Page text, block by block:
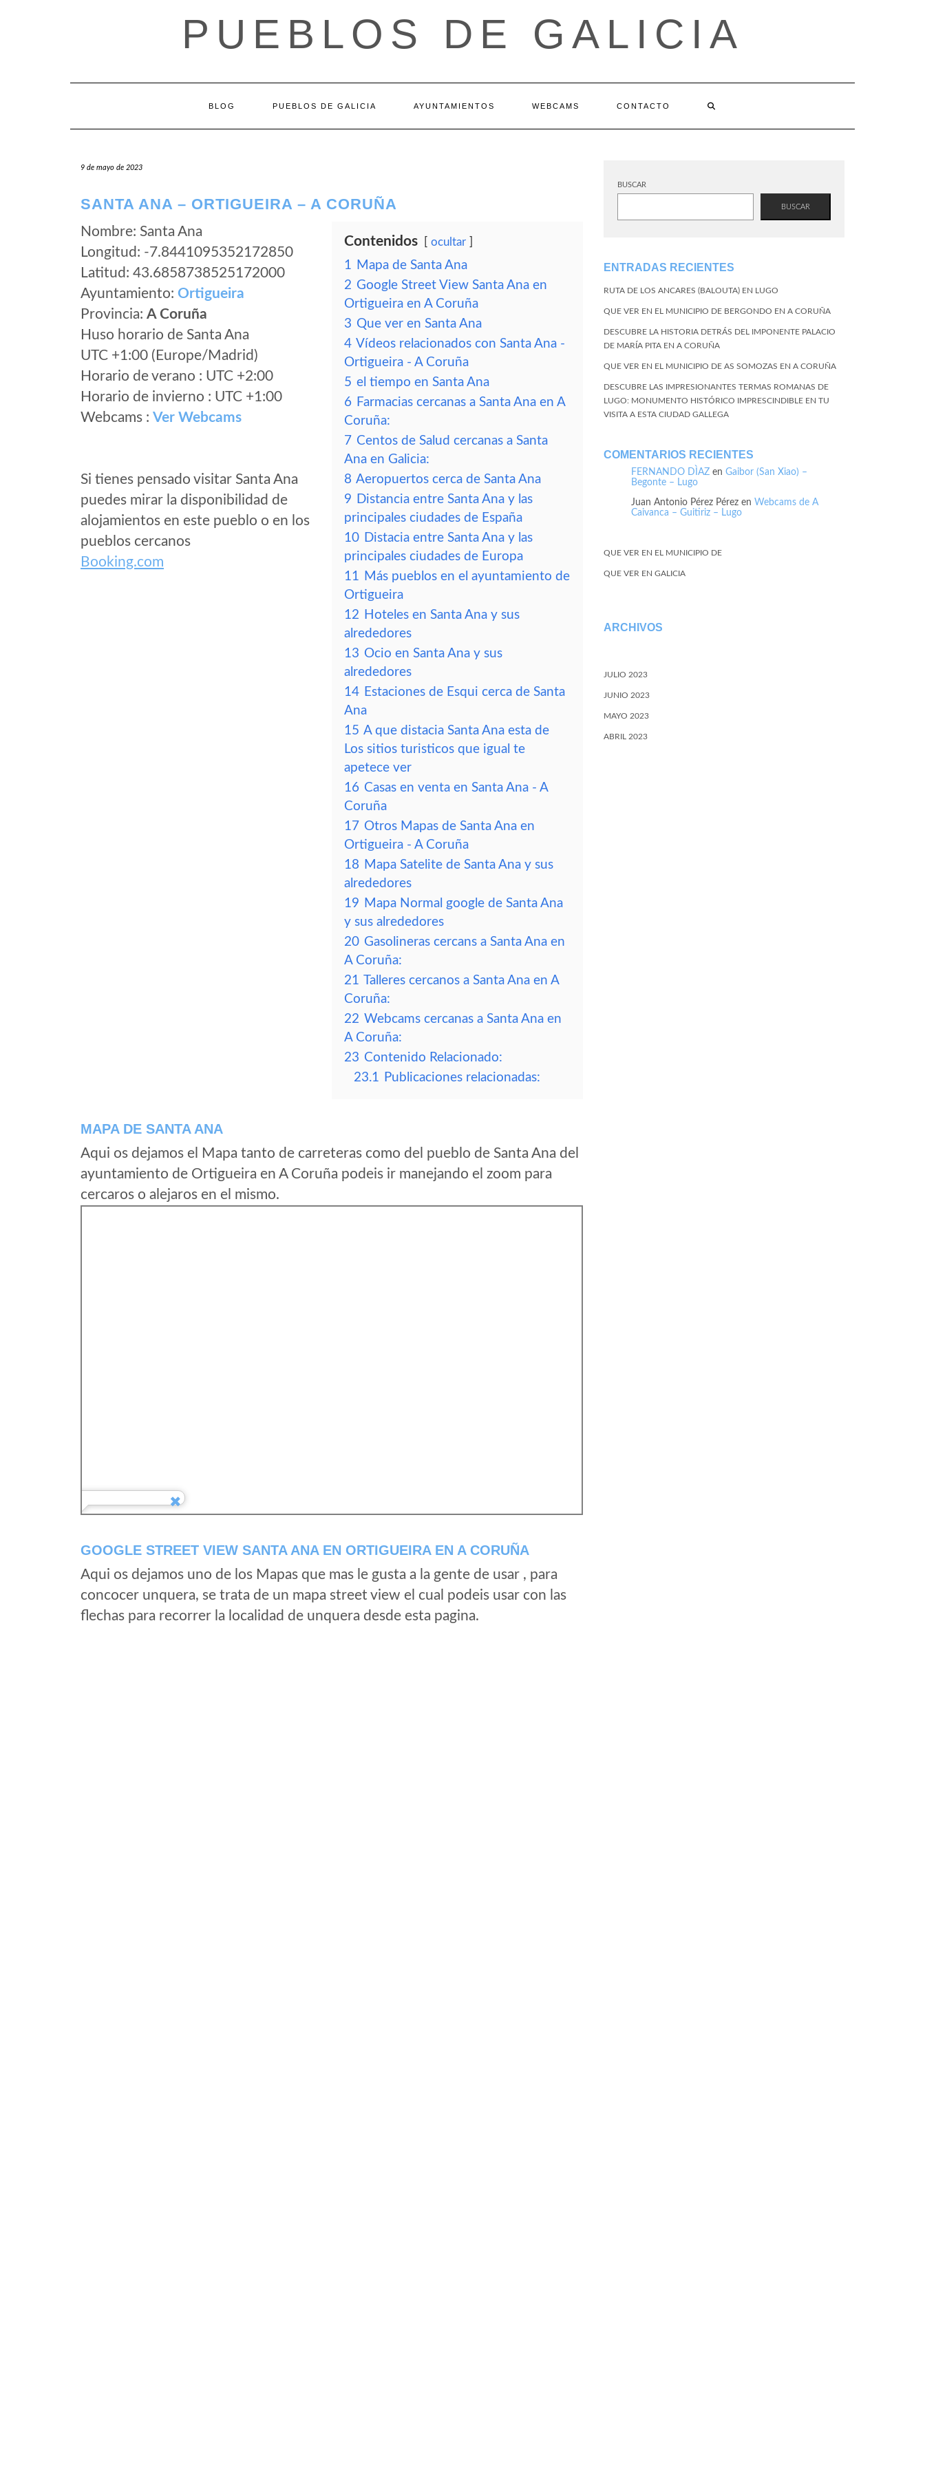
PUEBLOS DE GALICIA
BLOG PUEBLOS DE GALICIA AYUNTAMIENTOS WEBCAMS CONTACTO
9 de mayo de 2023
SANTA ANA – ORTIGUEIRA – A CORUÑA
Nombre: Santa Ana
Longitud: -7.8441095352172850
Latitud: 43.6858738525172000
Ayuntamiento: Ortigueira
Provincia: A Coruña
Huso horario de Santa Ana
UTC +1:00 (Europe/Madrid)
Horario de verano : UTC +2:00
Horario de invierno : UTC +1:00
Webcams : Ver Webcams
Si tienes pensado visitar Santa Ana
puedes mirar la disponibilidad de
alojamientos en este pueblo o en los
pueblos cercanos
Booking.com
Contenidos ocultar
1 Mapa de Santa Ana
2 Google Street View Santa Ana en
Ortigueira en A Coruña
3 Que ver en Santa Ana
4 Vídeos relacionados con Santa Ana -
Ortigueira - A Coruña
5 el tiempo en Santa Ana
6 Farmacias cercanas a Santa Ana en A
Coruña:
7 Centos de Salud cercanas a Santa
Ana en Galicia:
8 Aeropuertos cerca de Santa Ana
9 Distancia entre Santa Ana y las
principales ciudades de España
10 Distacia entre Santa Ana y las
principales ciudades de Europa
11 Más pueblos en el ayuntamiento de
Ortigueira
12 Hoteles en Santa Ana y sus
alrededores
13 Ocio en Santa Ana y sus
alrededores
14 Estaciones de Esqui cerca de Santa
Ana
15 A que distacia Santa Ana esta de
Los sitios turisticos que igual te
apetece ver
16 Casas en venta en Santa Ana - A
Coruña
17 Otros Mapas de Santa Ana en
Ortigueira - A Coruña
18 Mapa Satelite de Santa Ana y sus
alrededores
19 Mapa Normal google de Santa Ana
y sus alrededores
20 Gasolineras cercans a Santa Ana en
A Coruña:
21 Talleres cercanos a Santa Ana en A
Coruña:
22 Webcams cercanas a Santa Ana en
A Coruña:
23 Contenido Relacionado:
23.1 Publicaciones relacionadas:
MAPA DE SANTA ANA
Aqui os dejamos el Mapa tanto de carreteras como del pueblo de Santa Ana del
ayuntamiento de Ortigueira en A Coruña podeis ir manejando el zoom para
cercaros o alejaros en el mismo.
GOOGLE STREET VIEW SANTA ANA EN ORTIGUEIRA EN A CORUÑA
Aqui os dejamos uno de los Mapas que mas le gusta a la gente de usar , para
concocer unquera, se trata de un mapa street view el cual podeis usar con las
flechas para recorrer la localidad de unquera desde esta pagina.
BUSCAR
BUSCAR
ENTRADAS RECIENTES
RUTA DE LOS ANCARES (BALOUTA) EN LUGO
QUE VER EN EL MUNICIPIO DE BERGONDO EN A CORUÑA
DESCUBRE LA HISTORIA DETRÁS DEL IMPONENTE PALACIO
DE MARÍA PITA EN A CORUÑA
QUE VER EN EL MUNICIPIO DE AS SOMOZAS EN A CORUÑA
DESCUBRE LAS IMPRESIONANTES TERMAS ROMANAS DE
LUGO: MONUMENTO HISTÓRICO IMPRESCINDIBLE EN TU
VISITA A ESTA CIUDAD GALLEGA
COMENTARIOS RECIENTES
FERNANDO DÌAZ en Gaibor (San Xiao) –
Begonte – Lugo
Juan Antonio Pérez Pérez en Webcams de A
Caivanca – Guitiriz – Lugo
QUE VER EN EL MUNICIPIO DE
QUE VER EN GALICIA
ARCHIVOS
JULIO 2023
JUNIO 2023
MAYO 2023
ABRIL 2023